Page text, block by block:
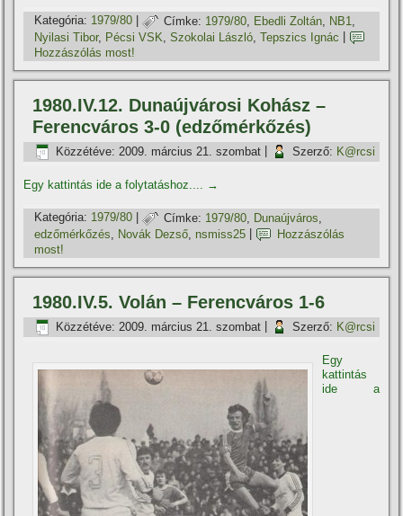
Kategória: 1979/80 | Címke: 1979/80 Ebedli Zoltán NB1
Nyilasi Tibor, Pécsi VSK ,Szokolai László ,Tepszics Ignác
Hozzászólás most!
1980.IV.12. Dunaújvárosi Kohász –
Ferencváros 3-0 (edzőmérkőzés)
Közzétéve: 2009. március 21. szombat Szerző: K@rcsi
Egy kattintás ide a folytatáshoz.... →
Kategória: 1979/80 | Címke: 1979/80 Dunaújváros
edzőmérkőzés
Novák Dezső nsmiss25
Hozzászólás
most!
1980.IV.5. Volán – Ferencváros 1-6
Közzétéve: 2009. március 21. szombat Szerző: K@rcsi
Egy
kattintás
ide a